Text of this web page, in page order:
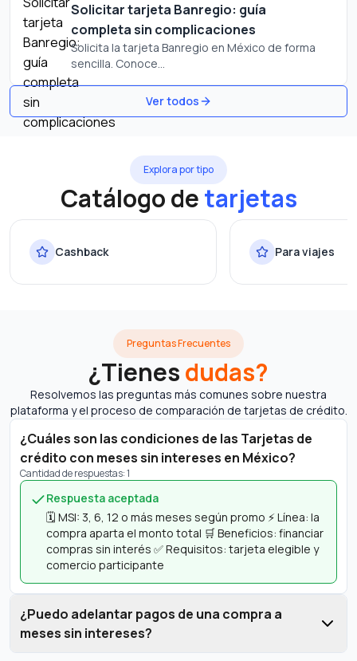
Solicitar tarjeta Banregio: guía
completa sin complicaciones
Solicita la tarjeta Banregio en México de forma
sencilla. Conoce...
Ver todos
Explora por tipo
Catálogo detarjetas
Cashback Para viajes
Preguntas Frecuentes
¿Tienesdudas?
Resolvemos las preguntas más comunes sobre nuestra
plataforma y el proceso de comparación de tarjetas de crédito.
¿Cuáles son las condiciones de las Tarjetas de
crédito con meses sin intereses en México?
Cantidad de respuestas:1
Respuesta aceptada
🗓️ MSI: 3, 6, 12 o más meses según promo ⚡ Línea: la
compra aparta el monto total 🛒 Beneficios: financiar
compras sin interés ✅ Requisitos: tarjeta elegible y
comercio participante
¿Puedo adelantar pagos de una compra a
meses sin intereses?